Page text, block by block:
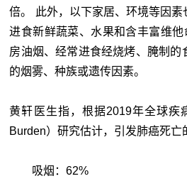
倍。 此外，以下家居、环境等因素
进食新鲜蔬菜、水果和含丰富维他
房油烟、经常进食经烧烤、腌制的
的烟雾、种族或遗传因素。
黄轩医生指，根据2019年全球疾
Burden）研究估计，引发肺癌死亡
吸烟：62%